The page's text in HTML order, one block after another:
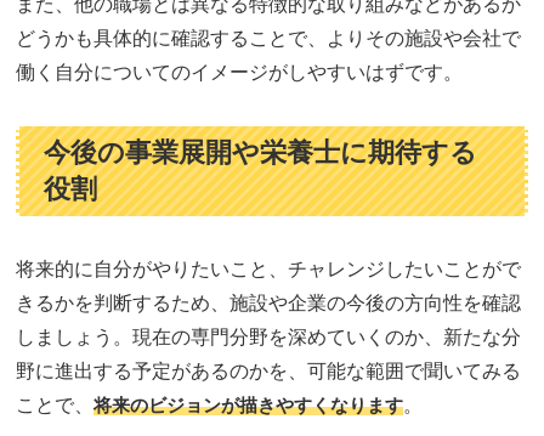
また、他の職場とは異なる特徴的な取り組みなどがあるか
どうかも具体的に確認することで、よりその施設や会社で
働く自分についてのイメージがしやすいはずです。
今後の事業展開や栄養士に期待する
役割
将来的に自分がやりたいこと、チャレンジしたいことがで
きるかを判断するため、施設や企業の今後の方向性を確認
しましょう。現在の専門分野を深めていくのか、新たな分
野に進出する予定があるのかを、可能な範囲で聞いてみる
ことで、将来のビジョンが描きやすくなります。